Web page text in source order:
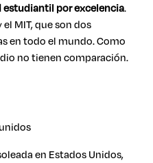
estudiantil por excelencia.
MIT, que son dos
en todo el mundo. Como
no tienen comparación.
en Estados Unidos,